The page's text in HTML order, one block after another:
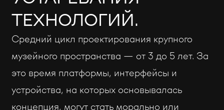
ТЕХНОЛОГИЙ.
Средний цикл проектирования крупного
музейного пространства — от 3 до 5 лет. За
это время платформы, интерфейсы и
устройства, на которых основывалась
концепция, могут стать морально или